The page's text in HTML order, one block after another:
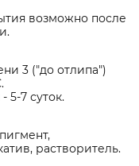
возможно после
3 ("до отлипа")
5-7 суток.
растворитель.